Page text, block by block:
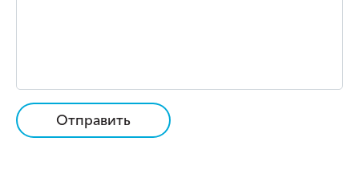
Отправить